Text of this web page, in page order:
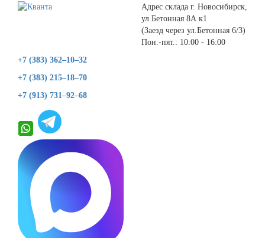
Адрес склада г. Новосибирск,
ул.Бетонная 8А к1
(Заезд через ул.Бетонная 6/3)
Пон.-пят.: 10:00 - 16:00
+7 (383) 362–10–32
+7 (383) 215–18–70
+7 (913) 731–92–68